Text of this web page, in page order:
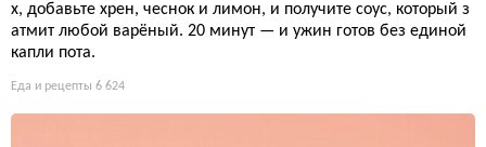
х, добавьте хрен, чеснок и лимон, и получите соус, который з
атмит любой варёный. 20 минут — и ужин готов без единой
капли пота.
Еда и рецепты 6 624